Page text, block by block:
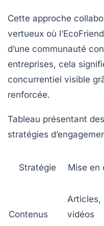
Cette approche
vertueux où
d’une communauté
entreprises, cela
concurrentiel visible
renforcée.
Tableau présentant
stratégies
Stratégie Mise
Contenus
Articles,
vidéos